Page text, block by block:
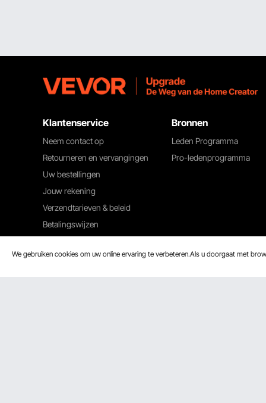
Klantenservice
Neem contact op
Retourneren en vervangingen
Uw bestellingen
Jouw rekening
Verzendtarieven & beleid
Betalingswijzen
Bronnen
Leden Programma
Pro-ledenprogramma
We gebruiken cookies om uw online ervaring te verbeteren.Als u doorgaat met